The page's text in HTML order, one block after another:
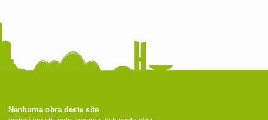
Nenhuma obra deste site